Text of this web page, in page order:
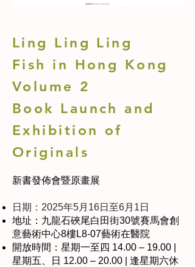
Ling Ling Ling
Fish in Hong Kong
Volume 2
Book Launch and
Exhibition of
Originals
新書發佈會暨原畫展
日期：2025年5月16日至6月1日
地址：九龍石硤尾白田街30號賽馬會創
意藝術中心8樓L8-07藝術在醫院
開放時間：星期一至四 14.00 – 19.00 |
星期五、日 12.00 – 20.00 | 逢星期六休